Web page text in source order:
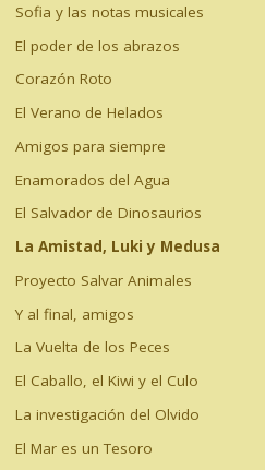
Sofia y las notas musicales
El poder de los abrazos
Corazón Roto
El Verano de Helados
Amigos para siempre
Enamorados del Agua
El Salvador de Dinosaurios
La Amistad, Luki y Medusa
Proyecto Salvar Animales
Y al final, amigos
La Vuelta de los Peces
El Caballo, el Kiwi y el Culo
La investigación del Olvido
El Mar es un Tesoro